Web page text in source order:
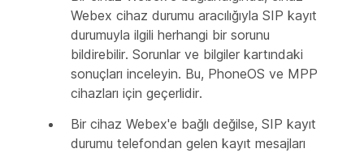
Webex cihaz durumu aracılığıyla SIP kayıt
durumuyla ilgili herhangi bir sorunu
bildirebilir. Sorunlar ve bilgiler kartındaki
sonuçları inceleyin. Bu, PhoneOS ve MPP
cihazları için geçerlidir.
Bir cihaz Webex'e bağlı değilse, SIP kayıt
durumu telefondan gelen kayıt mesajları